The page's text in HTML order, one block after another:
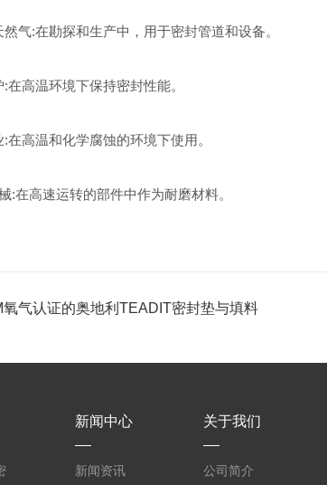
:在勘探和生产中，用于密封管道和设备。
高温环境下保持密封性能。
高温和化学腐蚀的环境下使用。
高速运转的部件中作为耐磨材料。
气认证的奥地利TEADIT密封垫与填料
新闻中心
新闻资讯
关于我们
公司简介